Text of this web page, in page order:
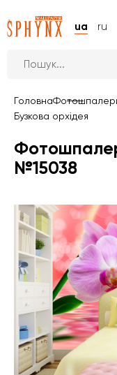
ua ru
Головна
Бузкова орхідея
№15038